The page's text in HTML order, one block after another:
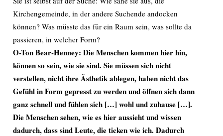
Kirchengemeinde, in der andere Suchende andocken
können? Was müsste das für ein Raum sein, was sollte da
passieren, in welcher Form?
O-Ton Bear-Henney: Die Menschen kommen hier hin,
können so sein, wie sie sind. Sie müssen sich nicht
verstellen, nicht ihre Ästhetik ablegen, haben nicht das
Gefühl in Form gepresst zu werden und öffnen sich dann
ganz schnell und fühlen sich […] wohl und zuhause […].
Die Menschen sehen, wie es hier aussieht und wissen
dadurch, dass sind Leute, die ticken wie ich. Dadurch